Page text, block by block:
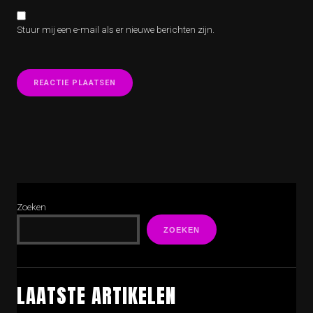
Stuur mij een e-mail als er nieuwe berichten zijn.
Zoeken
ZOEKEN
LAATSTE ARTIKELEN